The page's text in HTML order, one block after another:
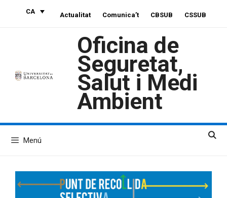
CA Actualitat Comunica’t CBSUB CSSUB
Oficina de
Seguretat,
Salut i Medi
Ambient
Menú